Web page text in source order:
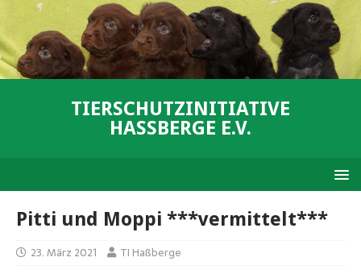
TIERSCHUTZINITIATIVE
HASSBERGE E.V.
Pitti und Moppi ***vermittelt***
23. März 2021 TI Haßberge